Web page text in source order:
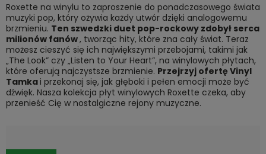
Roxette na winylu to zaproszenie do ponadczasowego świata
muzyki pop, który ożywia każdy utwór dzięki analogowemu
brzmieniu. Ten szwedzki duet pop-rockowy zdobył serca
milionów fanów, tworząc hity, które zna cały świat. Teraz
możesz cieszyć się ich największymi przebojami, takimi jak
„The Look” czy „Listen to Your Heart”, na winylowych płytach,
które oferują najczystsze brzmienie. Przejrzyj ofertę Vinyl
Tamkai przekonaj się, jak głęboki i pełen emocji może być
dźwięk. Nasza kolekcja płyt winylowych Roxette czeka, aby
przenieść Cię w nostalgiczne rejony muzyczne.